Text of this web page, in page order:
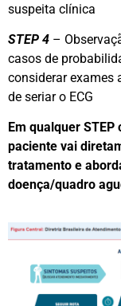
suspeita clínica
STEP 4 –
casos de
considerar exames
de seriar o ECG
Em qualquer
paciente vai
tratamento e
doença/quadro